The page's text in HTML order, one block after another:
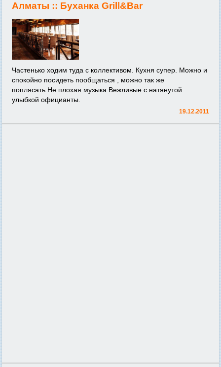
Алматы :: Буханка Grill&Bar
Частенько ходим туда с коллективом. Кухня супер. Можно и
спокойно посидеть пообщаться , можно так же
поплясать.Не плохая музыка.Вежливые с натянутой
улыбкой официанты.
19.12.2011